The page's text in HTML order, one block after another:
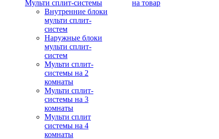
Мульти сплит-системы
Внутренние блоки
мульти сплит-
систем
Наружные блоки
мульти сплит-
систем
Мульти сплит-
системы на 2
комнаты
Мульти сплит-
системы на 3
комнаты
Мульти сплит
системы на 4
комнаты
на товар